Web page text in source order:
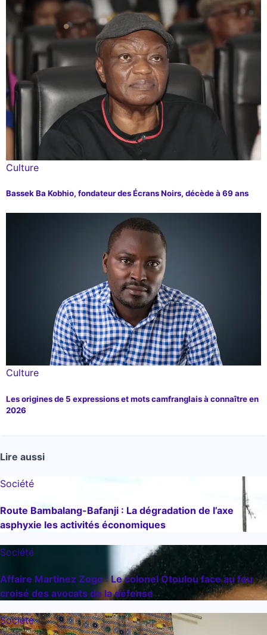
Culture
Bassek Ba Kobhio, fondateur des Écrans Noirs, décède à 69 ans
Culture
Les origines de 5 expressions et mots camfranglais à connaître en
2026
Lire aussi
Société
Route Bambalang-Bafanji : La dégradation de l’axe
asphyxie les activités économiques
Société
Affaire Martinez Zogo : Le colonel Otoulou face au feu
croisé des avocats de la défense
Société